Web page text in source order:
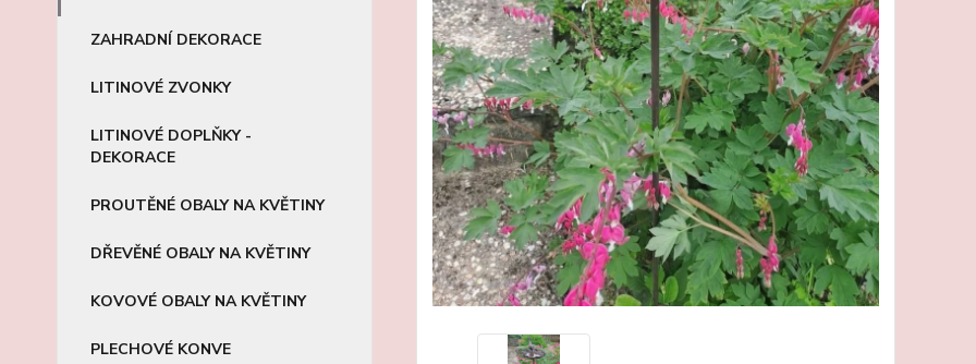
ZAHRADNÍ DEKORACE
LITINOVÉ ZVONKY
LITINOVÉ DOPLŇKY -
DEKORACE
PROUTĚNÉ OBALY NA KVĚTINY
DŘEVĚNÉ OBALY NA KVĚTINY
KOVOVÉ OBALY NA KVĚTINY
PLECHOVÉ KONVE